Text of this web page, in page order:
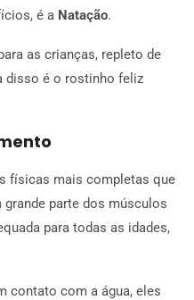
é a Natação.
as crianças, repleto de
disso é o rostinho feliz
físicas mais completas que
parte dos músculos
para todas as idades,
contato com a água, eles